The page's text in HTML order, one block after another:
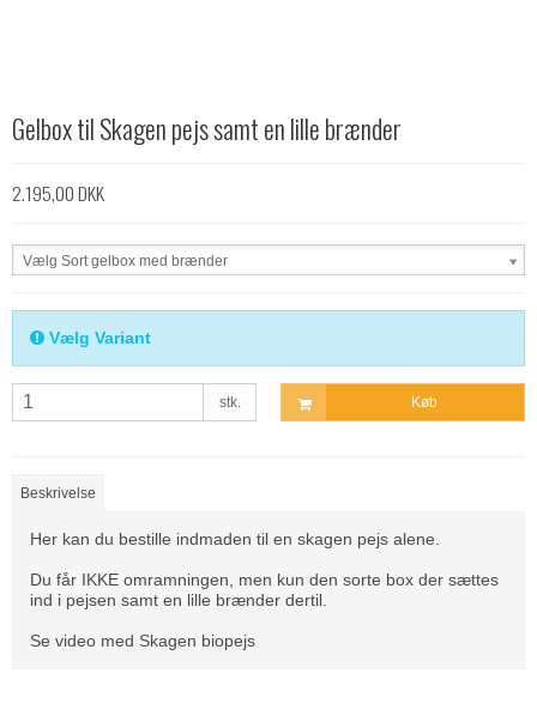
Gelbox til Skagen pejs samt en lille brænder
2.195,00 DKK
Vælg Sort gelbox med brænder
Vælg Variant
stk. Køb
Beskrivelse
Her kan du bestille indmaden til en skagen pejs alene.
Du får IKKE omramningen, men kun den sorte box der sættes
ind i pejsen samt en lille brænder dertil.
Se video med Skagen biopejs